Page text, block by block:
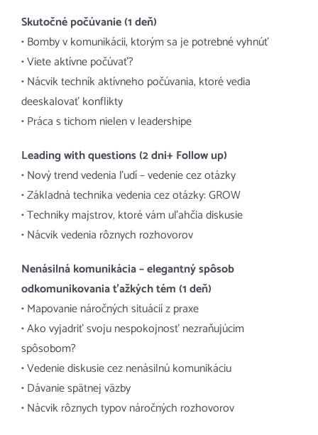
Skutočné počúvanie (1 deň)
• Bomby v komunikácii, ktorým sa je potrebné vyhnúť
• Viete aktívne počúvať?
• Nácvik techník aktívneho počúvania, ktoré vedia
deeskalovať konflikty
• Práca s tichom nielen v leadershipe
Leading with questions (2 dni+ Follow up)
• Nový trend vedenia ľudí – vedenie cez otázky
• Základná technika vedenia cez otázky: GROW
• Techniky majstrov, ktoré vám uľahčia diskusie
• Nácvik vedenia rôznych rozhovorov
Nenásilná komunikácia – elegantný spôsob
odkomunikovania ťažkých tém (1 deň)
• Mapovanie náročných situácií z praxe
• Ako vyjadriť svoju nespokojnosť nezraňujúcim
spôsobom?
• Vedenie diskusie cez nenásilnú komunikáciu
• Dávanie spätnej väzby
• Nácvik rôznych typov náročných rozhovorov